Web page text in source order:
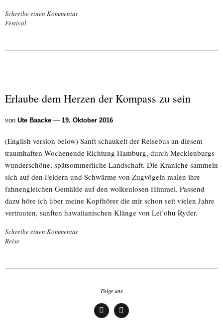
Schreibe einen Kommentar
Festival
Erlaube dem Herzen der Kompass zu sein
von Ute Baacke — 19. Oktober 2016
(English version below) Sanft schaukelt der Reisebus an diesem
traumhaften Wochenende Richtung Hamburg, durch Mecklenburgs
wunderschöne, spätsommerliche Landschaft. Die Kraniche sammeln
sich auf den Feldern und Schwärme von Zugvögeln malen ihre
fahnengleichen Gemälde auf den wolkenlosen Himmel. Passend
dazu höre ich über meine Kopfhörer die mir schon seit vielen Jahre
vertrauten, sanften hawaiianischen Klänge von Lei’ohu Ryder.
Schreibe einen Kommentar
Reise
Folge uns